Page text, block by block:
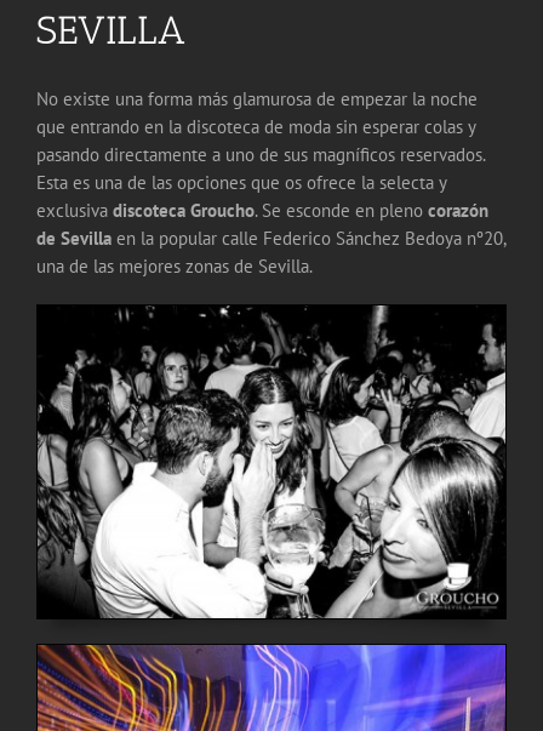
SEVILLA
No existe una forma más glamurosa de empezar la noche
que entrando en la discoteca de moda sin esperar colas y
pasando directamente a uno de sus magníficos reservados.
Esta es una de las opciones que os ofrece la selecta y
exclusiva discoteca Groucho. Se esconde en pleno corazón
de Sevilla en la popular calle Federico Sánchez Bedoya nº20,
una de las mejores zonas de Sevilla.